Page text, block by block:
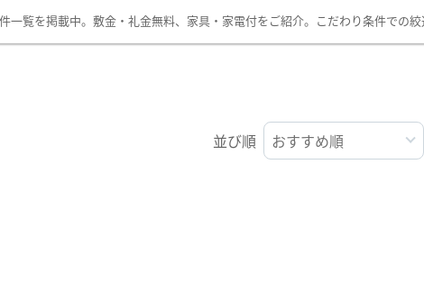
覧を掲載中。敷金・礼金無料、家具・家電付をご紹介。こだわり条件での絞
並び順